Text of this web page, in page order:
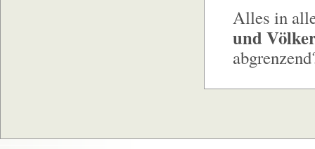
Alles in
und